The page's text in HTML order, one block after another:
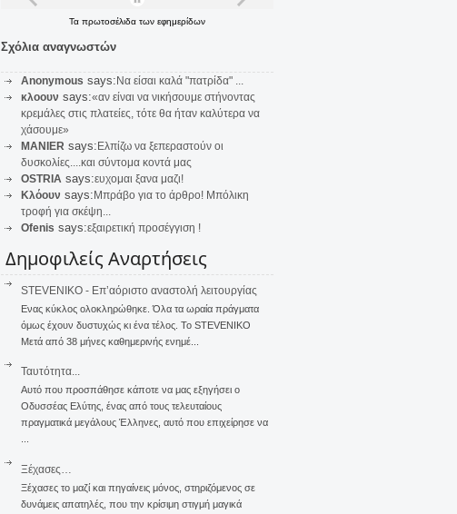
Τα πρωτοσέλιδα των εφημερίδων
Σχόλια αναγνωστών
Anonymous says: Να είσαι καλά "πατρίδα" ...
κλοουν says:«αν είναι να νικήσουμε στήνοντας
κρεμάλες στις πλατείες, τότε θα ήταν καλύτερα να
χάσουμε»
MANIER says: Ελπίζω να ξεπεραστούν οι
δυσκολίες....και σύντομα κοντά μας
OSTRIA says:ευχομαι ξανα μαζι!
Κλόουν says: Μπράβο για το άρθρο! Μπόλικη
τροφή για σκέψη...
Ofenis says:εξαιρετική προσέγγιση !
Δημοφιλείς Αναρτήσεις
STEVENIKO - Επ’αόριστο αναστολή λειτουργίας
Ενας κύκλος ολοκληρώθηκε. Όλα τα ωραία πράγματα
όμως έχουν δυστυχώς κι ένα τέλος. Το STEVENIKO
Μετά από 38 μήνες καθημερινής ενημέ...
Ταυτότητα...
Αυτό που προσπάθησε κάποτε να μας εξηγήσει ο
Οδυσσέας Ελύτης, ένας από τους τελευταίους
πραγματικά μεγάλους Έλληνες, αυτό που επιχείρησε να
...
Ξέχασες…
Ξέχασες το μαζί και πηγαίνεις μόνος, στηριζόμενος σε
δυνάμεις απατηλές, που την κρίσιμη στιγμή μαγικά